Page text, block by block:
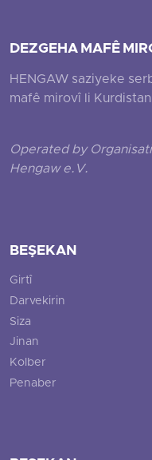
DEZGEHA MAFÊ
HENGAW saziyeke
mafê mirovî li
Operated by
Hengaw e.V.
BEŞEKAN
Girtî
Darvekirin
Siza
Jinan
Kolber
Penaber